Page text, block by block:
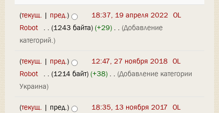
(текущ. | пред.) 18:37, 19 апреля 2022 OL
Robot . . (1243 байта) (+29) . . (Добавление
категорий.)
(текущ. | пред.) 12:47, 27 ноября 2018 OL
Robot . . (1214 байт) (+38) . . (Добавление категории
Украина)
(текущ. | пред.) 18:35, 13 ноября 2017 OL